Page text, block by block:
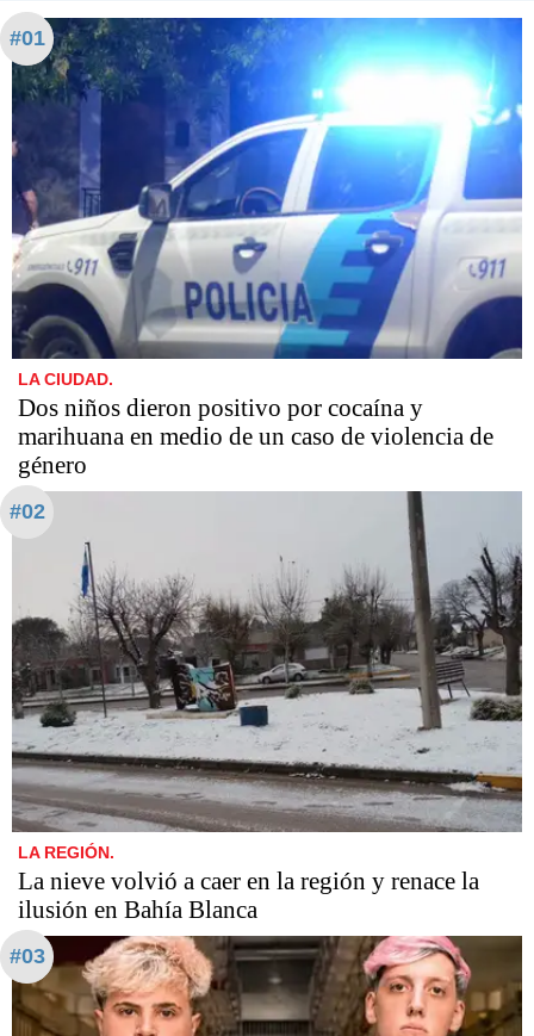
#01
LA CIUDAD.
Dos niños dieron positivo por cocaína y
marihuana en medio de un caso de violencia de
género
#02
LA REGIÓN.
La nieve volvió a caer en la región y renace la
ilusión en Bahía Blanca
#03